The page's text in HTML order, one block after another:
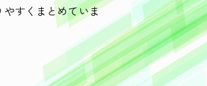
すくまとめていま